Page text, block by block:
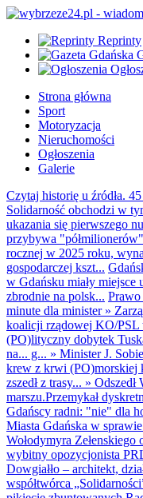
Reprinty
Strona główna
Sport
Motoryzacja
Nieruchomości
Ogłoszenia
Galerie
Czytaj historię u źródła.
Solidarność obchodzi w
ukazania się pierwszego
przybywa
rocznej w 2025 roku,
gospodarczej kszt...
w Gdańsku miały miejsce
zbrodnie na polsk...
minute dla minister»
koalicji rządowej KO/PSL
(PO)lityczny dobytek
na... g... » Minister J.
krew z krwi (PO)morskiej
zszedł z trasy... » Odszedł
marszu.Przemykał
Gdańscy radni: "nie" dla
Miasta Gdańska w
Wołodymyra Zełenskiego
wybitny opozycjonista
Dowgiałło – architekt,
współtwórca